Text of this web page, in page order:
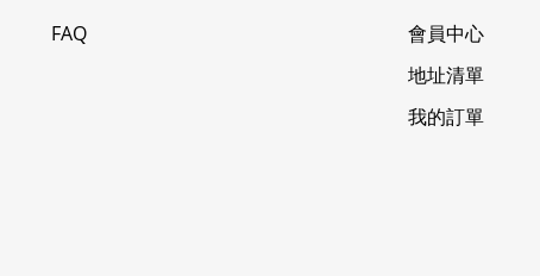
FAQ
會員中心
地址清單
我的訂單